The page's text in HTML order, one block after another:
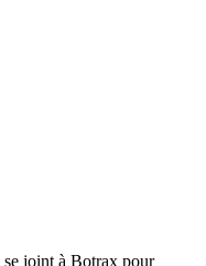
se joint à Botrax pour